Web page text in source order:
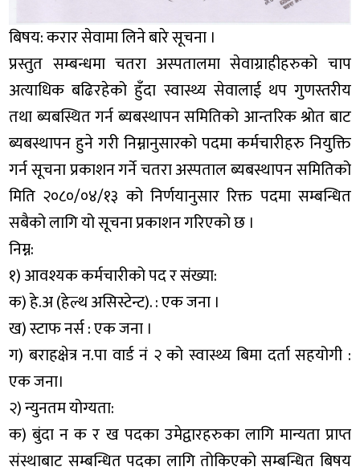
बिषय: करार सेवामा लिने बारे सूचना ।
प्रस्तुत सम्बन्धमा चतरा अस्पतालमा सेवाग्राहीहरुको चाप
अत्याधिक बढिरहेको हुँदा स्वास्थ्य सेवालाई थप गुणस्तरीय
तथा ब्यबस्थित गर्न ब्यबस्थापन समितिको आन्तरिक श्रोत बाट
ब्यबस्थापन हुने गरी निम्नानुसारको पदमा कर्मचारीहरु नियुक्ति
गर्न सूचना प्रकाशन गर्ने चतरा अस्पताल ब्यबस्थापन समितिको
मिति २०८०/०४/१३ को निर्णयानुसार रिक्त पदमा सम्बन्धित
सबैको लागि यो सूचना प्रकाशन गरिएको छ ।
निम्न:
१) आवश्यक कर्मचारीको पद र संख्या:
क) हे.अ (हेल्थ असिस्टेन्ट). : एक जना ।
ख) स्टाफ नर्स : एक जना ।
ग) बराहक्षेत्र न.पा वार्ड नं २ को स्वास्थ्य बिमा दर्ता सहयोगी :
एक जना।
२) न्युनतम योग्यता:
क) बुंदा न क र ख पदका उमेद्वारहरुका लागि मान्यता प्राप्त
संस्थाबाट सम्बन्धित पदका लागि तोकिएको सम्बन्धित बिषय